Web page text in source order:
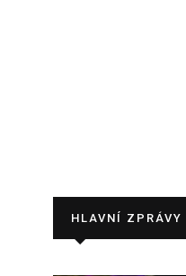
HLAVNÍ ZPRÁVY